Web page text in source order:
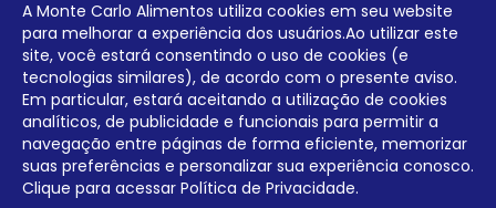
Siga a Monte Carlo Alimentos nas redes sociais!
INTERFRIOS COMÉRCIO DE FRIOS E LATICÍNIOS EIRELI CNPJ:
00.140.150/0001-09 INSCRIÇÃO ESTADUAL: 112.576.117.113
A Monte Carlo Alimentos utiliza cookies em seu website
para melhorar a experiência dos usuários.Ao utilizar este
site, você estará consentindo o uso de cookies (e
tecnologias similares), de acordo com o presente aviso.
Em particular, estará aceitando a utilização de cookies
analíticos, de publicidade e funcionais para permitir a
navegação entre páginas de forma eficiente, memorizar
suas preferências e personalizar sua experiência conosco.
Clique para acessar Política de Privacidade.